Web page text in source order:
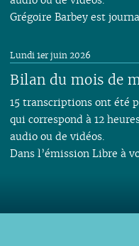
Grégoire Barbey est
Bilan du mois de
Lundi 1er juin 2026
15 transcriptions ont été
qui correspond à 12
audio ou de vidéos.
Dans l’émission Libre à